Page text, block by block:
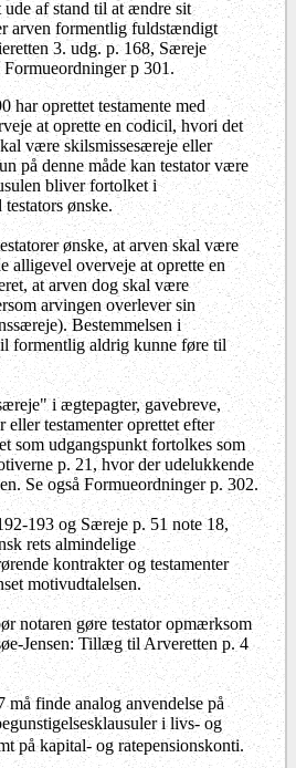
ude af stand til at ændre sit
arven formentlig fuldstændigt
3. udg. p. 168, Særeje
p 301.
har oprettet testamente med
at oprette en codicil, hvori det
være skilsmissesæreje eller
på denne måde kan testator være
bliver fortolket i
testators ønske.
ønske, at arven skal være
alligevel overveje at oprette en
at arven dog skal være
arvingen overlever sin
Bestemmelsen i
formentlig aldrig kunne føre til
i ægtepagter, gavebreve,
eller testamenter oprettet efter
som udgangspunkt fortolkes som
p. 21, hvor der udelukkende
Se også Formueordninger p. 302.
193 og Særeje p. 51 note 18,
rets almindelige
kontrakter og testamenter
motivudtalelsen.
notaren gøre testator opmærksom
Jensen: Tillæg til Arveretten p. 4
må finde analog anvendelse på
i livs- og
på kapital- og ratepensionskonti.